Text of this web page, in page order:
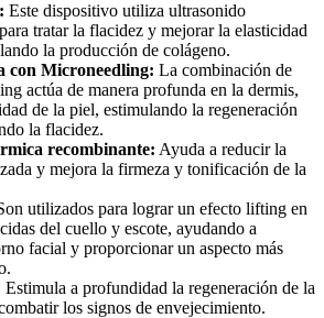
Este dispositivo utiliza ultrasonido
tratar la flacidez y mejorar la elasticidad
la producción de colágeno.
con Microneedling: La combinación de
actúa de manera profunda en la dermis,
de la piel, estimulando la regeneración
la flacidez.
recombinante: Ayuda a reducir la
y mejora la firmeza y tonificación de la
utilizados para lograr un efecto lifting en
del cuello y escote, ayudando a
facial y proporcionar un aspecto más
Estimula a profundidad la regeneración de la
los signos de envejecimiento.